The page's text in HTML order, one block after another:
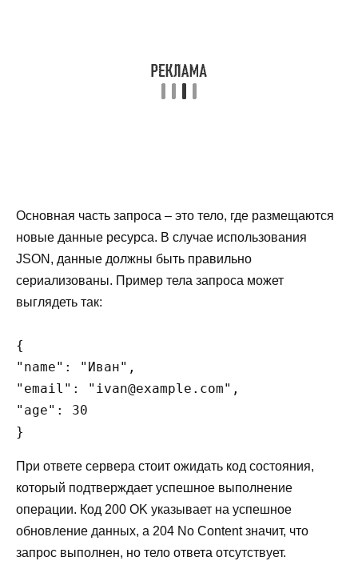
Основная часть запроса – это тело, где размещаются
новые данные ресурса. В случае использования
JSON, данные должны быть правильно
сериализованы. Пример тела запроса может
выглядеть так:
{
"name": "Иван",
"email": "ivan@example.com",
"age": 30
При ответе сервера стоит ожидать код состояния,
который подтверждает успешное выполнение
операции. Код 200 OK указывает на успешное
обновление данных, а 204 No Content значит, что
запрос выполнен, но тело ответа отсутствует.